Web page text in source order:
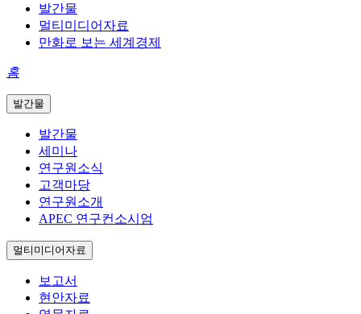
발간물
멀티미디어자료
만화로 보는 세계경제
홈
발간물
발간물
세미나
연구원소식
고객마당
연구원소개
APEC 연구컨소시엄
멀티미디어자료
보고서
현안자료